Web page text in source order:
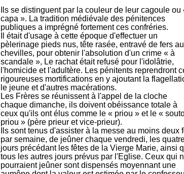
Ils se distinguent par la couleur de leur cagoule ou
capa ». La tradition médiévale des pénitences
publiques a imprégné fortement ces confréries.
Il était d'usage à cette époque d'effectuer un
pèlerinage pieds nus, tête rasée, entravé de fers
chevilles, pour obtenir l'absolution d'un crime « à
scandale », Le rachat était refusé pour l'idolâtrie,
l'homicide et l'adultère. Les pénitents reprendront
rigoureuses mortifications en y ajoutant la
le jeune et d'autres macérations.
Les Frères se réunissent à l'appel de la cloche
chaque dimanche, ils doivent obéissance totale à
ceux qu'ils ont élus comme le « priou » et le «
priou » (père prieur et vice-prieur).
Ils sont tenus d'assister à la messe au moins deux
par semaine, de jeûner chaque vendredi, les
jours précédant les fêtes de la Vierge Marie, ainsi
tous les autres jours prévus par l'Eglise. Ceux qui
pourraient jeûner sont dispensés moyennant une